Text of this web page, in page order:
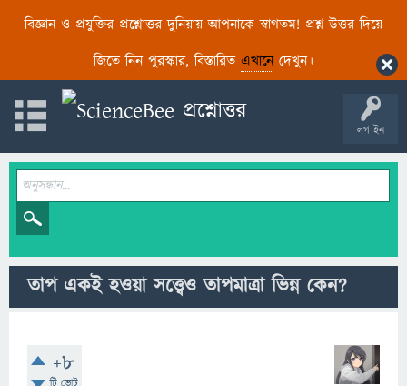
বিজ্ঞান ও প্রযুক্তির প্রশ্নোত্তর দুনিয়ায় আপনাকে স্বাগতম! প্রশ্ন-উত্তর দিয়ে
জিতে নিন পুরস্কার, বিস্তারিত এখানেদেখুন।
লগ ইন
তাপ একই হওয়া সত্ত্বেও তাপমাত্রা ভিন্ন কেন?
+8